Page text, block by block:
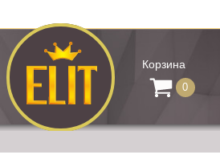
Корзина
0